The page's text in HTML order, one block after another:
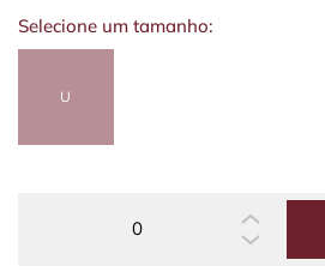
Selecione um tamanho:
U